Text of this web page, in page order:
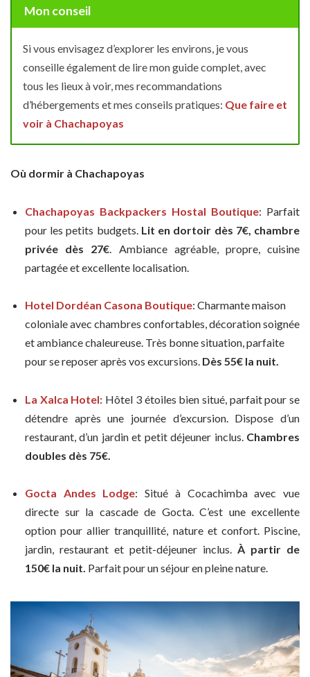
Mon conseil
Si vous envisagez d’explorer les environs, je vous
conseille également de lire mon guide complet, avec
tous les lieux à voir, mes recommandations
d’hébergements et mes conseils pratiques: Que faire et
voir à Chachapoyas
Où dormir à Chachapoyas
Chachapoyas Backpackers Hostal Boutique: Parfait
pour les petits budgets. Lit en dortoir dès 7€, chambre
privée dès 27€ . Ambiance agréable, propre, cuisine
partagée et excellente localisation.
Hotel Dordéan Casona Boutique: Charmante maison
coloniale avec chambres confortables, décoration soignée
et ambiance chaleureuse. Très bonne situation, parfaite
pour se reposer après vos excursions. Dès 55€ la nuit.
La Xalca Hotel: Hôtel 3 étoiles bien situé, parfait pour se
détendre après une journée d’excursion. Dispose d’un
restaurant, d’un jardin et petit déjeuner inclus. Chambres
doubles dès 75€.
Gocta Andes Lodge: Situé à Cocachimba avec vue
directe sur la cascade de Gocta. C’est une excellente
option pour allier tranquillité, nature et confort. Piscine,
jardin, restaurant et petit-déjeuner inclus. À partir de
150€ la nuit. Parfait pour un séjour en pleine nature.